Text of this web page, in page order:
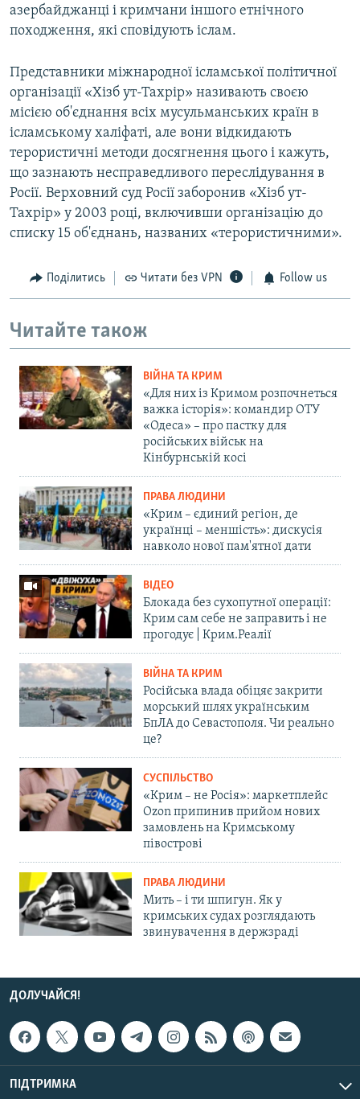
азербайджанці і кримчани іншого етнічного
походження, які сповідують іслам.
Представники міжнародної ісламської політичної
організації «Хізб ут-Тахрір» називають своєю
місією об'єднання всіх мусульманських країн в
ісламському халіфаті, але вони відкидають
терористичні методи досягнення цього і кажуть,
що зазнають несправедливого переслідування в
Росії. Верховний суд Росії заборонив «Хізб ут-
Тахрір» у 2003 році, включивши організацію до
списку 15 об'єднань, названих «терористичними».
Поділитись Читати без VPN Follow us
Читайте також
ВІЙНА ТА КРИМ
«Для них із Кримом розпочнеться
важка історія»: командир ОТУ
«Одеса» – про пастку для
російських військ на
Кінбурнській косі
ПРАВА ЛЮДИНИ
«Крим – єдиний регіон, де
українці – меншість»: дискусія
навколо нової пам'ятної дати
ВІДЕО
Блокада без сухопутної операції:
Крим сам себе не заправить і не
прогодує | Крим.Реалії
ВІЙНА ТА КРИМ
Російська влада обіцяє закрити
морський шлях українським
БпЛА до Севастополя. Чи реально
це?
СУСПІЛЬСТВО
«Крим – не Росія»: маркетплейс
Ozon припинив прийом нових
замовлень на Кримському
півострові
ПРАВА ЛЮДИНИ
Мить – і ти шпигун. Як у
кримських судах розглядають
звинувачення в держзраді
ДОЛУЧАЙСЯ!
ПІДТРИМКА